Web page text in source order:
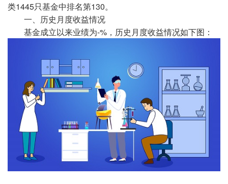
类1445只基金中排名第130。
一、历史月度收益情况
基金成立以来业绩为-%，历史月度收益情况如下图：